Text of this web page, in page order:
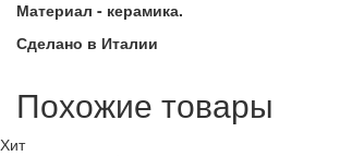
Материал - керамика.
Сделано в Италии
Похожие товары
Хит